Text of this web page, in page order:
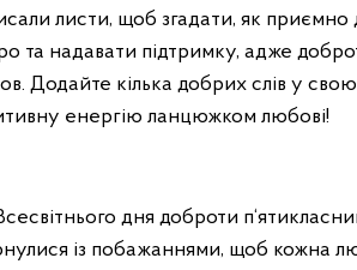
листи, щоб згадати, як
та надавати підтримку, адже
Додайте кілька добрих слів у
енергію ланцюжком любові!
дня доброти
із побажаннями, щоб кожна